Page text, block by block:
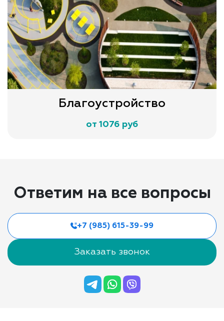
Благоустройство
от 1076 руб
Ответим на все вопросы
+7 (985) 615-39-99
Заказать звонок